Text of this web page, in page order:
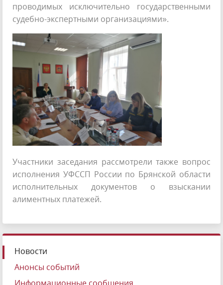
проводимых исключительно государственными
судебно-экспертными организациями».
Участники заседания рассмотрели также вопрос
исполнения УФССП России по Брянской области
исполнительных документов о взыскании
алиментных платежей.
Новости
Анонсы событий